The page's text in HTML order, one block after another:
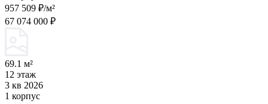
957 509 ₽/м²
67 074 000 ₽
69.1 м²
12 этаж
3 кв 2026
1 корпус